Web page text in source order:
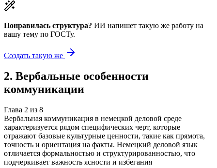
Понравилась структура? ИИ напишет такую же работу на
вашу тему по ГОСТу.
Создать такую же
2. Вербальные особенности
коммуникации
Глава 2 из 8
Вербальная коммуникация в немецкой деловой среде
характеризуется рядом специфических черт, которые
отражают базовые культурные ценности, такие как прямота,
точность и ориентация на факты. Немецкий деловой язык
отличается формальностью и структурированностью, что
подчеркивает важность ясности и избегания